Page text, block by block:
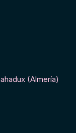
(Almería)